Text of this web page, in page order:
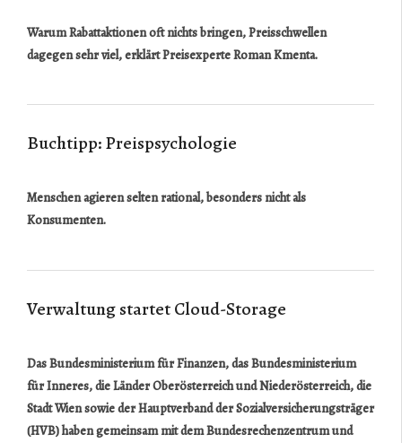
Warum Rabattaktionen oft nichts bringen, Preisschwellen
dagegen sehr viel, erklärt Preisexperte Roman Kmenta.
Buchtipp: Preispsychologie
Menschen agieren selten rational, besonders nicht als
Konsumenten.
Verwaltung startet Cloud-Storage
Das Bundesministerium für Finanzen, das Bundesministerium
für Inneres, die Länder Oberösterreich und Niederösterreich, die
Stadt Wien sowie der Hauptverband der Sozialversicherungsträger
(HVB) haben gemeinsam mit dem Bundesrechenzentrum und